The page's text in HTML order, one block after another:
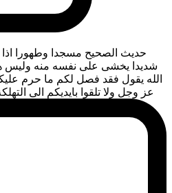
حديث الصحيح مسجدا وطهورا اذا
شديدا يخشى على نفسه منه وليس
الله يقول فقد فصل لكم ما حرم
عز وجل ولا تلقوا بايديكم الى